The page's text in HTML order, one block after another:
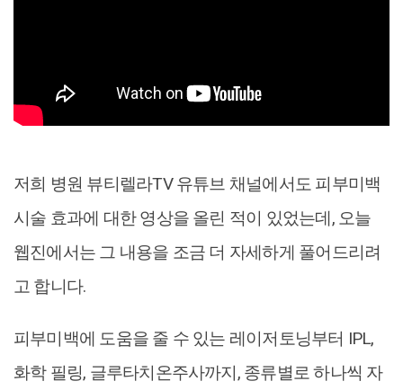
저희 병원 뷰티렐라TV 유튜브 채널에서도 피부미백
시술 효과에 대한 영상을 올린 적이 있었는데, 오늘
웹진에서는 그 내용을 조금 더 자세하게 풀어드리려
고 합니다.
피부미백에 도움을 줄 수 있는 레이저토닝부터 IPL,
화학 필링, 글루타치온주사까지, 종류별로 하나씩 자